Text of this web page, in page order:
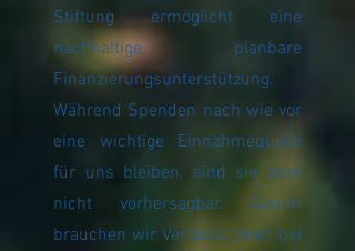
Stiftung ermöglicht eine
nachhaltige, planbare
Finanzierungsunterstützung.
Während Spenden nach wie vor
eine wichtige Einnahmequelle
für uns bleiben, sind sie aber
nicht vorhersagbar. Darum
brauchen wir Verlässlichkeit bei